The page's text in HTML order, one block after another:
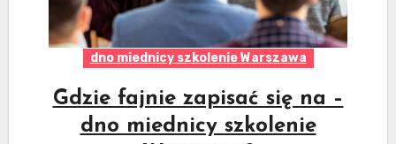
dno miednicy szkolenie Warszawa
Gdzie fajnie zapisać się na –
dno miednicy szkolenie